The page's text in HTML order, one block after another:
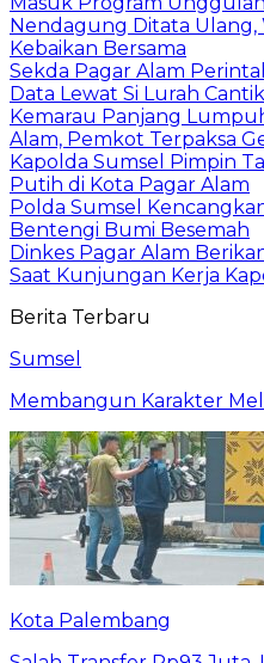
Nendagung Ditata Ulang,
Kebaikan Bersama
Sekda Pagar Alam
Data Lewat Si Lurah Cantik
Kemarau Panjang
Alam, Pemkot Terpaksa
Kapolda Sumsel Pimpin
Putih di Kota Pagar Alam
Polda Sumsel
Bentengi Bumi Besemah
Dinkes Pagar Alam
Saat Kunjungan Kerja
Berita Terbaru
Sumsel
Membangun Karakter
Kota Palembang